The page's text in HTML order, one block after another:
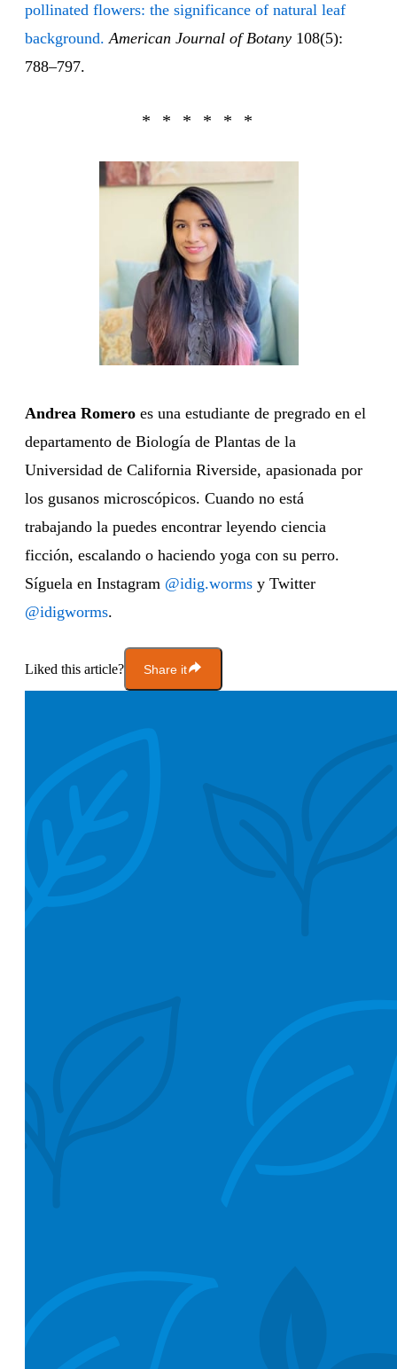
pollinated flowers: the significance of natural leaf
background. American Journal of Botany 108(5):
788–797.
Andrea Romero es una estudiante de pregrado en el
departamento de Biología de Plantas de la
Universidad de California Riverside, apasionada por
los gusanos microscópicos. Cuando no está
trabajando la puedes encontrar leyendo ciencia
ficción, escalando o haciendo yoga con su perro.
Síguela en Instagram @idig.worms y Twitter
@idigworms.
Liked this article? Share it